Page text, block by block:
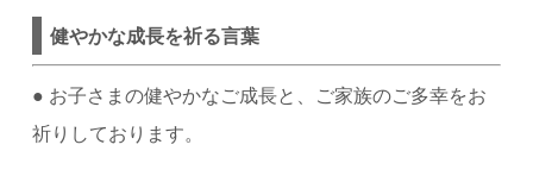
健やかな成長を祈る言葉
● お子さまの健やかなご成長と、ご家族のご多幸をお
祈りしております。